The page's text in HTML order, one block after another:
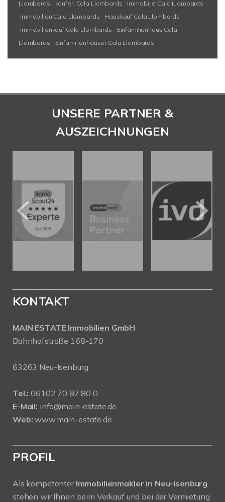
Llombards
kaufen Cala Llombards
Immobilie Cala Llombards
Immobilien Cala Llombards
Hauskauf Cala Llombards
Immobilienkauf Cala Llombards
Einfamilienhaus Cala
Llombards
Einfamilienhäuser Cala Llombards
UNSERE PARTNER &
AUSZEICHNUNGEN
KONTAKT
MAIN ESTATE Immobilien GmbH
Bahnhofstraße 168-170
63263 Neu-Isenburg
Tel.: 06102 70 87 80 0
E-Mail: info@main-estate.de
Web: www.main-estate.de
PROFIL
Als kompetenter Immobilienmakler in Neu-Isenburg
stehen wir Ihnen beim Verkauf und bei der Vermietung